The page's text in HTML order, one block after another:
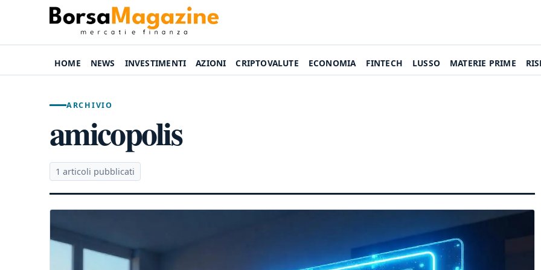
HOME NEWS INVESTIMENTI AZIONI CRIPTOVALUTE ECONOMIA FINTECH LUSSO MATERIE PRIME
ARCHIVIO
amicopolis
1 articoli pubblicati